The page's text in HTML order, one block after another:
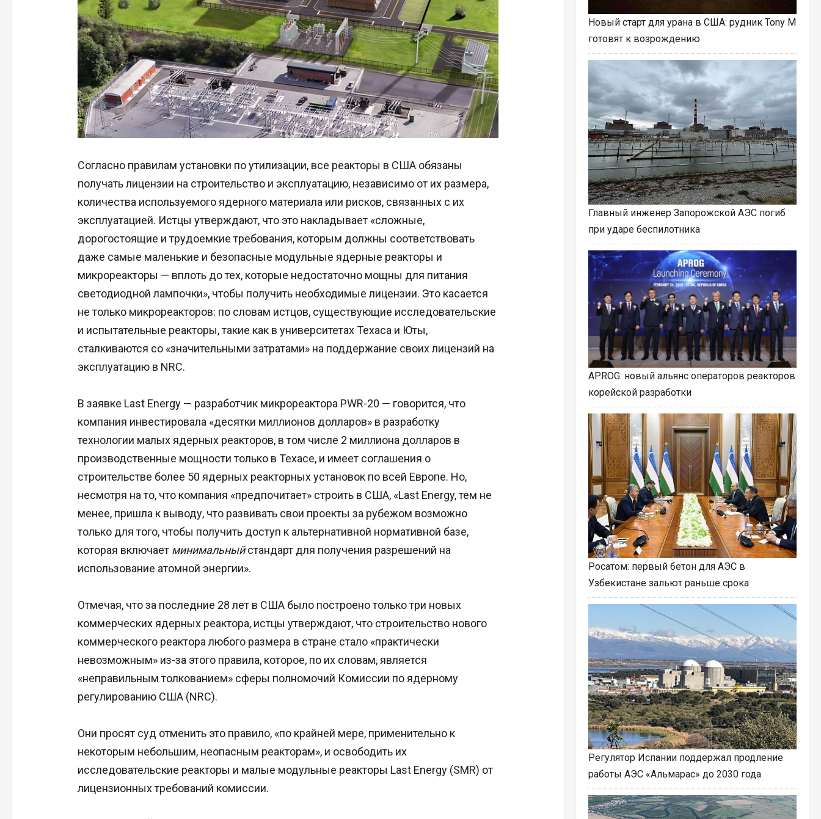
Согласно правилам установки по утилизации, все реакторы в США обязаны
получать лицензии на строительство и эксплуатацию, независимо от их размера,
количества используемого ядерного материала или рисков, связанных с их
эксплуатацией. Истцы утверждают, что это накладывает «сложные,
дорогостоящие и трудоемкие требования, которым должны соответствовать
даже самые маленькие и безопасные модульные ядерные реакторы и
микрореакторы — вплоть до тех, которые недостаточно мощны для питания
светодиодной лампочки», чтобы получить необходимые лицензии. Это касается
не только микрореакторов: по словам истцов, существующие исследовательские
и испытательные реакторы, такие как в университетах Техаса и Юты,
сталкиваются со «значительными затратами» на поддержание своих лицензий на
эксплуатацию в NRC.
В заявке Last Energy — разработчик микрореактора PWR-20 — говорится, что
компания инвестировала «десятки миллионов долларов» в разработку
технологии малых ядерных реакторов, в том числе 2 миллиона долларов в
производственные мощности только в Техасе, и имеет соглашения о
строительстве более 50 ядерных реакторных установок по всей Европе. Но,
несмотря на то, что компания «предпочитает» строить в США, «Last Energy, тем не
менее, пришла к выводу, что развивать свои проекты за рубежом возможно
только для того, чтобы получить доступ к альтернативной нормативной базе,
которая включает минимальныйстандарт для получения разрешений на
использование атомной энергии».
Отмечая, что за последние 28 лет в США было построено только три новых
коммерческих ядерных реактора, истцы утверждают, что строительство нового
коммерческого реактора любого размера в стране стало «практически
невозможным» из-за этого правила, которое, по их словам, является
«неправильным толкованием» сферы полномочий Комиссии по ядерному
регулированию США (NRC).
Они просят суд отменить это правило, «по крайней мере, применительно к
некоторым небольшим, неопасным реакторам», и освободить их
исследовательские реакторы и малые модульные реакторы Last Energy (SMR) от
лицензионных требований комиссии.
Новый старт для урана в США: рудник Tony M
готовят к возрождению
Главный инженер Запорожской АЭС погиб
при ударе беспилотника
APROG: новый альянс операторов реакторов
корейской разработки
Росатом: первый бетон для АЭС в
Узбекистане зальют раньше срока
Регулятор Испании поддержал продление
работы АЭС «Альмарас» до 2030 года